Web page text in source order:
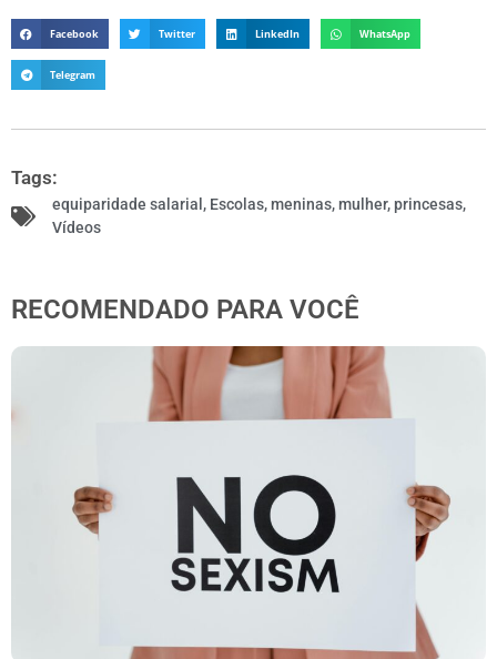
Facebook Twitter LinkedIn WhatsApp
Telegram
Tags:
equiparidade salarial , Escolas,meninas,mulher,princesas,
Vídeos
RECOMENDADO PARA VOCÊ